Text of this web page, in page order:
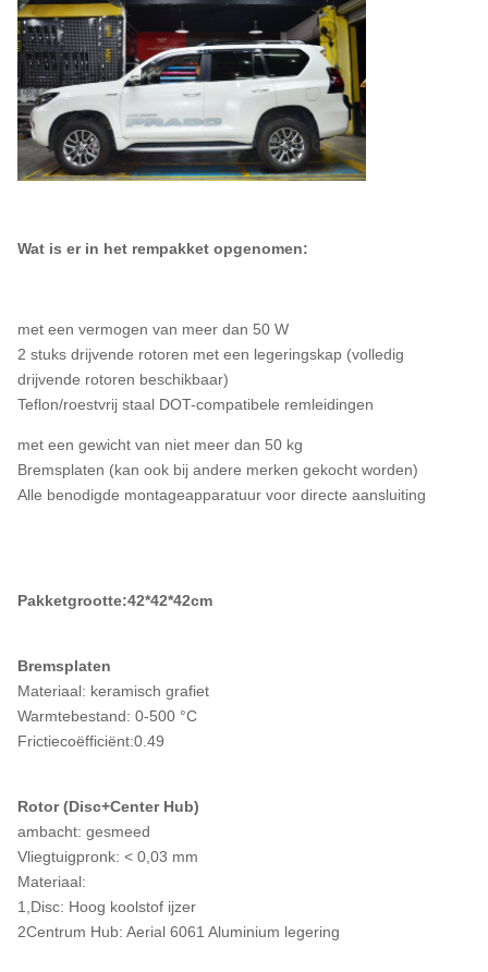
Wat is er in het rempakket opgenomen:
met een vermogen van meer dan 50 W
2 stuks drijvende rotoren met een legeringskap (volledig
drijvende rotoren beschikbaar)
Teflon/roestvrij staal DOT-compatibele remleidingen
met een gewicht van niet meer dan 50 kg
Bremsplaten (kan ook bij andere merken gekocht worden)
Alle benodigde montageapparatuur voor directe aansluiting
Pakketgrootte:42*42*42cm
Bremsplaten
Materiaal: keramisch grafiet
Warmtebestand: 0-500 °C
Frictiecoëfficiënt:0.49
Rotor (Disc+Center Hub)
ambacht: gesmeed
Vliegtuigpronk: < 0,03 mm
Materiaal:
1,Disc: Hoog koolstof ijzer
2Centrum Hub: Aerial 6061 Aluminium legering